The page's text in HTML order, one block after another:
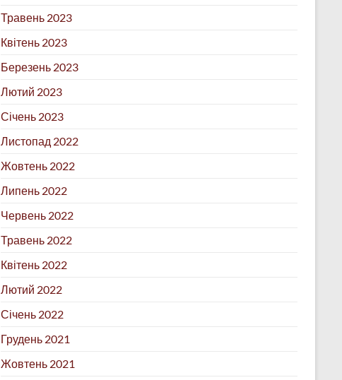
Травень 2023
Квітень 2023
Березень 2023
Лютий 2023
Січень 2023
Листопад 2022
Жовтень 2022
Липень 2022
Червень 2022
Травень 2022
Квітень 2022
Лютий 2022
Січень 2022
Грудень 2021
Жовтень 2021